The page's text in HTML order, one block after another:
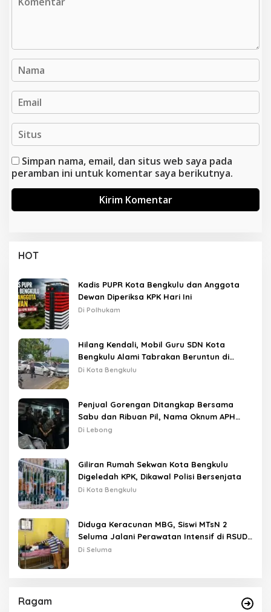
Simpan nama, email, dan situs web saya pada
peramban ini untuk komentar saya berikutnya.
HOT
Kadis PUPR Kota Bengkulu dan Anggota
Dewan Diperiksa KPK Hari Ini
Di Polhukam
Hilang Kendali, Mobil Guru SDN Kota
Bengkulu Alami Tabrakan Beruntun di
Lampu Merah
Di Kota Bengkulu
Penjual Gorengan Ditangkap Bersama
Sabu dan Ribuan Pil, Nama Oknum APH
Disebut Saat Interogasi
Di Lebong
Giliran Rumah Sekwan Kota Bengkulu
Digeledah KPK, Dikawal Polisi Bersenjata
Di Kota Bengkulu
Diduga Keracunan MBG, Siswi MTsN 2
Seluma Jalani Perawatan Intensif di RSUD
Tais
Di Seluma
Ragam